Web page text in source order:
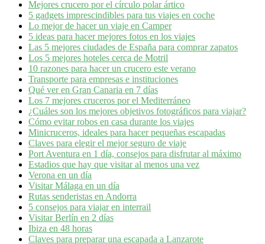
Mejores crucero por el círculo polar ártico
5 gadgets imprescindibles para tus viajes en coche
Lo mejor de hacer un viaje en Camper
5 ideas para hacer mejores fotos en los viajes
Las 5 mejores ciudades de España para comprar zapatos
Los 5 mejores hoteles cerca de Motril
10 razones para hacer un crucero este verano
Transporte para empresas e instituciones
Qué ver en Gran Canaria en 7 días
Los 7 mejores cruceros por el Mediterráneo
¿Cuáles son los mejores objetivos fotográficos para viajar?
Cómo evitar robos en casa durante los viajes
Minicruceros, ideales para hacer pequeñas escapadas
Claves para elegir el mejor seguro de viaje
Port Aventura en 1 día, consejos para disfrutar al máximo
Estadios que hay que visitar al menos una vez
Verona en un día
Visitar Málaga en un día
Rutas senderistas en Andorra
5 consejos para viajar en interrail
Visitar Berlín en 2 días
Ibiza en 48 horas
Claves para preparar una escapada a Lanzarote